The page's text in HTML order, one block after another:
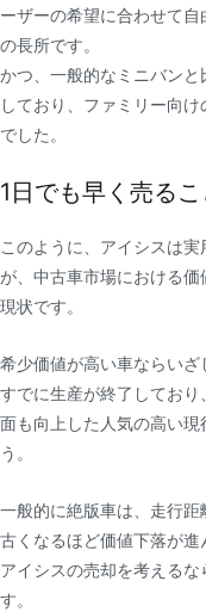
ーザーの希望に合わせて
の長所です。
かつ、一般的なミニバン
しており、ファミリー向
でした。
1日でも早く売る
このように、アイシスは
が、中古車市場における
現状です。
希少価値が高い車ならいざ
すでに生産が終了してお
面も向上した人気の高い
う。
一般的に絶版車は、走行
古くなるほど価値下落が進
アイシスの売却を考える
す。